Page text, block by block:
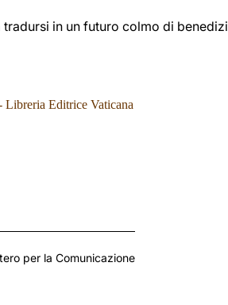
in un futuro colmo di
Editrice Vaticana
per la Comunicazione